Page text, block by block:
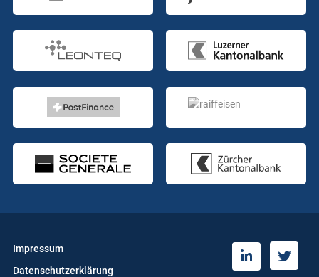
Impressum
Datenschutzerklärung
L
T